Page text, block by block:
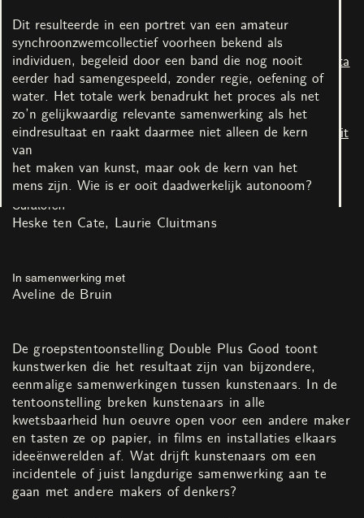
Dit resulteerde in een portret van een amateur
synchroonzwemcollectief voorheen bekend als
individuen, begeleid door een band die nog nooit
eerder had samengespeeld, zonder regie, oefening of
water. Het totale werk benadrukt het proces als net
zo’n gelijkwaardig relevante samenwerking als het
eindresultaat en raakt daarmee niet alleen de kern
van
het maken van kunst, maar ook de kern van het
mens zijn. Wie is er ooit daadwerkelijk autonoom?
John Baldessari & Matt
Mullican
Sara Blokland & Jaya
Pelupessy
Louise Bourgeois &
Tracey Emin
Aukje Dekker
Lucile Desamory & Lucy
McKenzie
Rodrigo Hernández & Rita
Ponce de Léon
Jon Kessler & Mika
Rottenberg
Philippe Parreno & Rirkrit
Heske ten Cate Laurie Cluitmans
In samenwerking met
Aveline de Bruin
De groepstentoonstelling Double Plus Good toont
kunstwerken die het resultaat zijn van bijzondere,
eenmalige samenwerkingen tussen kunstenaars. In de
tentoonstelling breken kunstenaars in alle
kwetsbaarheid hun oeuvre open voor een andere maker
en tasten ze op papier, in films en installaties elkaars
ideeënwerelden af. Wat drijft kunstenaars om een
incidentele of juist langdurige samenwerking aan te
gaan met andere makers of denkers?